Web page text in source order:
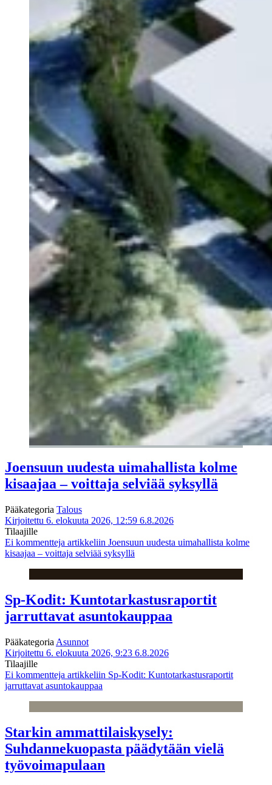
Joensuun uudesta uimahallista kolme
kisaajaa – voittaja selviää syksyllä
Pääkategoria Talous
Kirjoitettu 6. elokuuta 2026, 12:59 6.8.2026
Tilaajille
Ei kommentteja artikkeliin Joensuun uudesta uimahallista kolme
kisaajaa – voittaja selviää syksyllä
Sp-Kodit: Kuntotarkastusraportit
jarruttavat asuntokauppaa
Pääkategoria Asunnot
Kirjoitettu 6. elokuuta 2026, 9:23 6.8.2026
Tilaajille
Ei kommentteja artikkeliin Sp-Kodit: Kuntotarkastusraportit
jarruttavat asuntokauppaa
Starkin ammattilaiskysely:
Suhdannekuopasta päädytään vielä
työvoimapulaan